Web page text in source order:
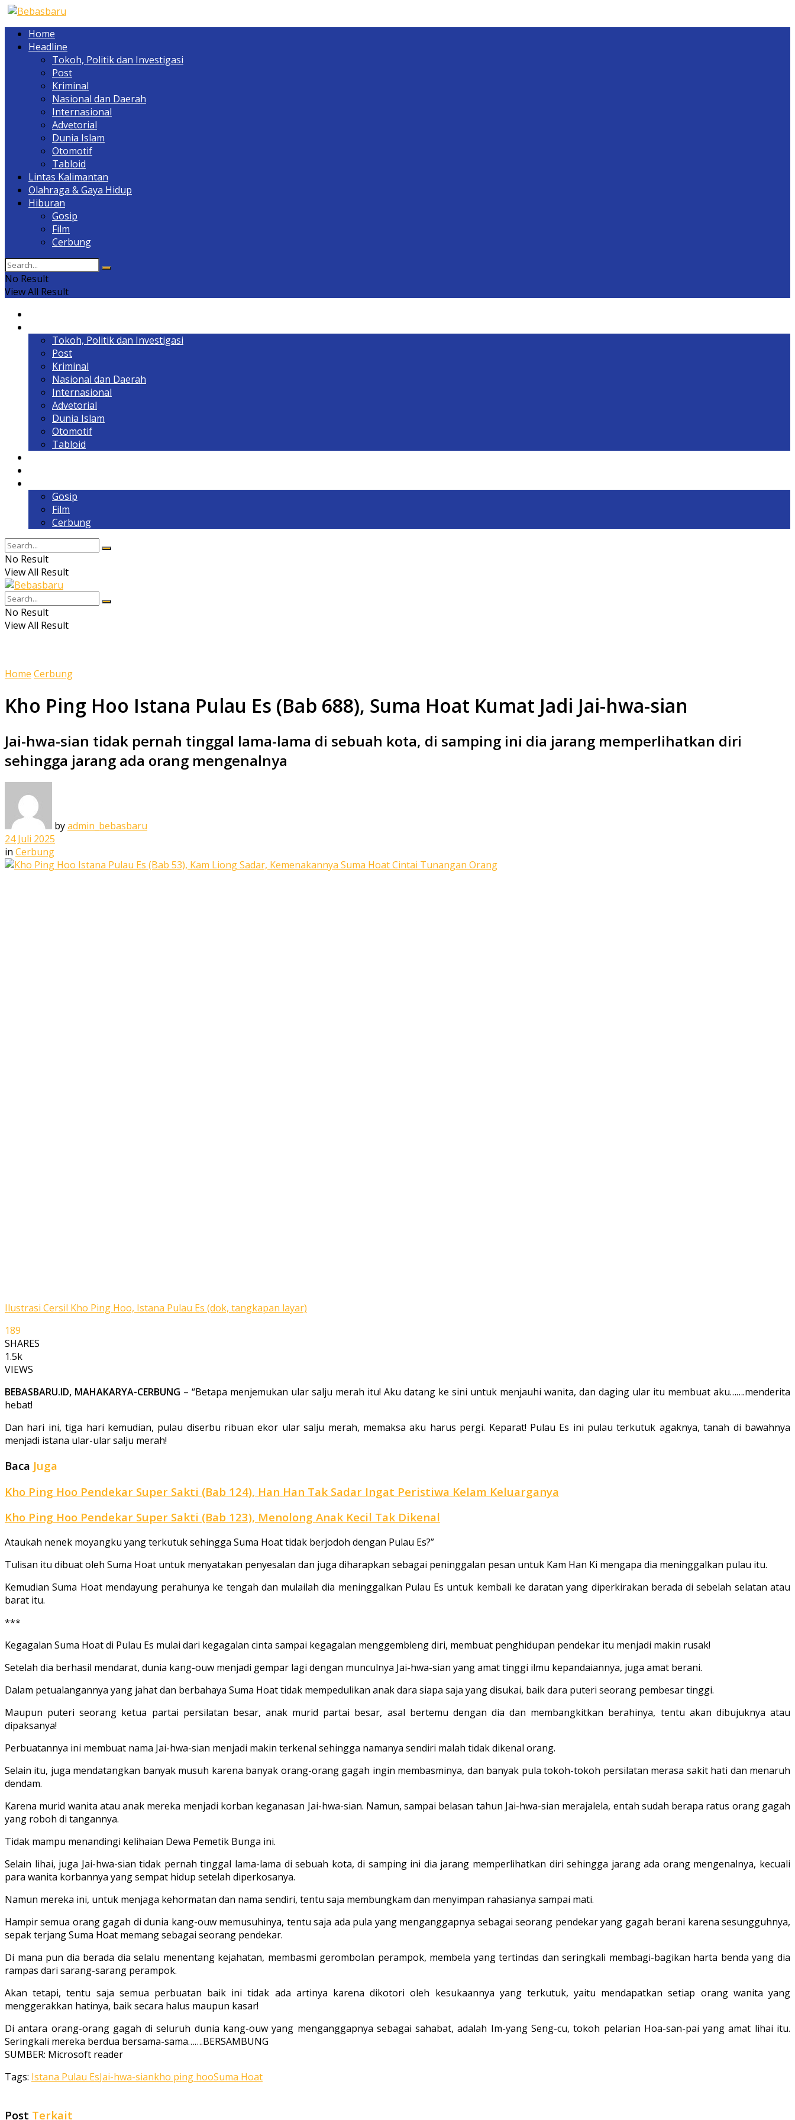
Home
Headline
Tokoh, Politik dan Investigasi
Post
Kriminal
Nasional dan Daerah
Internasional
Advetorial
Dunia Islam
Otomotif
Tabloid
Lintas Kalimantan
Olahraga & Gaya Hidup
Hiburan
Gosip
Film
Cerbung
No Result
View All Result
Tokoh, Politik dan Investigasi
Post
Kriminal
Nasional dan Daerah
Internasional
Advetorial
Dunia Islam
Otomotif
Tabloid
Gosip
Film
Cerbung
No Result
View All Result
No Result
View All Result
Home Cerbung
Kho Ping Hoo Istana Pulau Es (Bab 688), Suma Hoat Kumat Jadi Jai-hwa-sian
Jai-hwa-sian tidak pernah tinggal lama-lama di sebuah kota, di samping ini dia jarang memperlihatkan diri
sehingga jarang ada orang mengenalnya
byadmin_bebasbaru
24 Juli 2025
in Cerbung
Ilustrasi Cersil Kho Ping Hoo, Istana Pulau Es (dok, tangkapan layar)
189
SHARES
1.5k
VIEWS
BEBASBARU.ID, MAHAKARYA-CERBUNG – “Betapa menjemukan ular salju merah itu! Aku datang ke sini untuk menjauhi wanita, dan daging ular itu membuat aku…….menderita
hebat!
Dan hari ini, tiga hari kemudian, pulau diserbu ribuan ekor ular salju merah, memaksa aku harus pergi. Keparat! Pulau Es ini pulau terkutuk agaknya, tanah di bawahnya
menjadi istana ular-ular salju merah!
Baca Juga
Kho Ping Hoo Pendekar Super Sakti (Bab 124), Han Han Tak Sadar Ingat Peristiwa Kelam Keluarganya
Kho Ping Hoo Pendekar Super Sakti (Bab 123), Menolong Anak Kecil Tak Dikenal
Ataukah nenek moyangku yang terkutuk sehingga Suma Hoat tidak berjodoh dengan Pulau Es?”
Tulisan itu dibuat oleh Suma Hoat untuk menyatakan penyesalan dan juga diharapkan sebagai peninggalan pesan untuk Kam Han Ki mengapa dia meninggalkan pulau itu.
Kemudian Suma Hoat mendayung perahunya ke tengah dan mulailah dia meninggalkan Pulau Es untuk kembali ke daratan yang diperkirakan berada di sebelah selatan atau
barat itu.
***
Kegagalan Suma Hoat di Pulau Es mulai dari kegagalan cinta sampai kegagalan menggembleng diri, membuat penghidupan pendekar itu menjadi makin rusak!
Setelah dia berhasil mendarat, dunia kang-ouw menjadi gempar lagi dengan munculnya Jai-hwa-sian yang amat tinggi ilmu kepandaiannya, juga amat berani.
Dalam petualangannya yang jahat dan berbahaya Suma Hoat tidak mempedulikan anak dara siapa saja yang disukai, baik dara puteri seorang pembesar tinggi.
Maupun puteri seorang ketua partai persilatan besar, anak murid partai besar, asal bertemu dengan dia dan membangkitkan berahinya, tentu akan dibujuknya atau
dipaksanya!
Perbuatannya ini membuat nama Jai-hwa-sian menjadi makin terkenal sehingga namanya sendiri malah tidak dikenal orang.
Selain itu, juga mendatangkan banyak musuh karena banyak orang-orang gagah ingin membasminya, dan banyak pula tokoh-tokoh persilatan merasa sakit hati dan menaruh
dendam.
Karena murid wanita atau anak mereka menjadi korban keganasan Jai-hwa-sian. Namun, sampai belasan tahun Jai-hwa-sian merajalela, entah sudah berapa ratus orang gagah
yang roboh di tangannya.
Tidak mampu menandingi kelihaian Dewa Pemetik Bunga ini.
Selain lihai, juga Jai-hwa-sian tidak pernah tinggal lama-lama di sebuah kota, di samping ini dia jarang memperlihatkan diri sehingga jarang ada orang mengenalnya, kecuali
para wanita korbannya yang sempat hidup setelah diperkosanya.
Namun mereka ini, untuk menjaga kehormatan dan nama sendiri, tentu saja membungkam dan menyimpan rahasianya sampai mati.
Hampir semua orang gagah di dunia kang-ouw memusuhinya, tentu saja ada pula yang menganggapnya sebagai seorang pendekar yang gagah berani karena sesungguhnya,
sepak terjang Suma Hoat memang sebagai seorang pendekar.
Di mana pun dia berada dia selalu menentang kejahatan, membasmi gerombolan perampok, membela yang tertindas dan seringkali membagi-bagikan harta benda yang dia
rampas dari sarang-sarang perampok.
Akan tetapi, tentu saja semua perbuatan baik ini tidak ada artinya karena dikotori oleh kesukaannya yang terkutuk, yaitu mendapatkan setiap orang wanita yang
menggerakkan hatinya, baik secara halus maupun kasar!
Di antara orang-orang gagah di seluruh dunia kang-ouw yang menganggapnya sebagai sahabat, adalah Im-yang Seng-cu, tokoh pelarian Hoa-san-pai yang amat lihai itu.
Seringkali mereka berdua bersama-sama…….BERSAMBUNG
SUMBER: Microsoft reader
Tags: Istana Pulau EsJai-hwa-siankho ping hooSuma Hoat
Post Terkait